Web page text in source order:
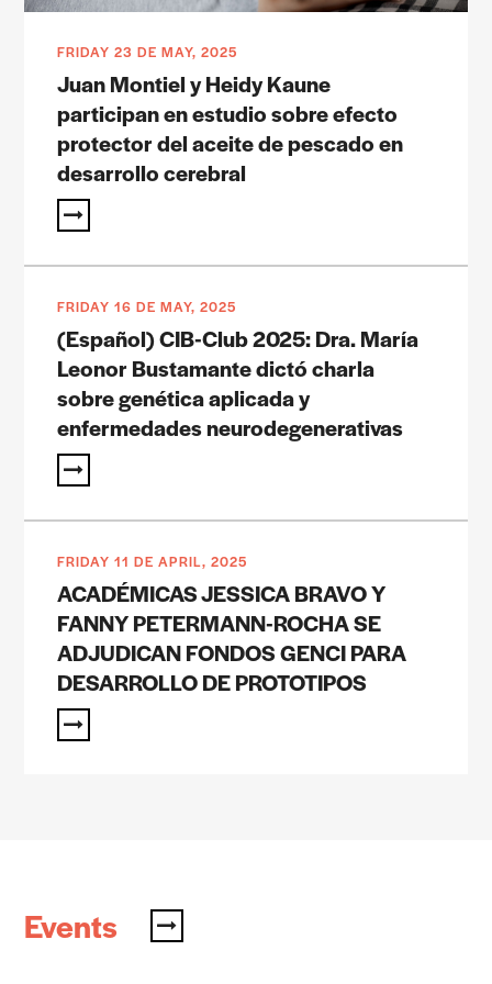
FRIDAY 23 DE MAY, 2025
Juan Montiel y Heidy Kaune
participan en estudio sobre efecto
protector del aceite de pescado en
desarrollo cerebral
FRIDAY 16 DE MAY, 2025
(Español) CIB-Club 2025: Dra. María
Leonor Bustamante dictó charla
sobre genética aplicada y
enfermedades neurodegenerativas
FRIDAY 11 DE APRIL, 2025
ACADÉMICAS JESSICA BRAVO Y
FANNY PETERMANN-ROCHA SE
ADJUDICAN FONDOS GENCI PARA
DESARROLLO DE PROTOTIPOS
Events